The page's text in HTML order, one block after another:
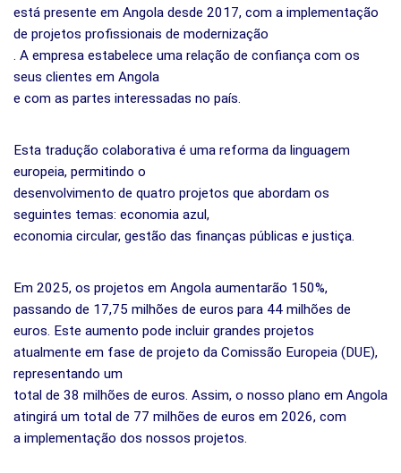
está presente em Angola desde 2017, com a implementação
de projetos profissionais de modernização
. A empresa estabelece uma relação de confiança com os
seus clientes em Angola
e com as partes interessadas no país.
Esta tradução colaborativa é uma reforma da linguagem
europeia, permitindo o
desenvolvimento de quatro projetos que abordam os
seguintes temas: economia azul,
economia circular, gestão das finanças públicas e justiça.
Em 2025, os projetos em Angola aumentarão 150%,
passando de 17,75 milhões de euros para 44 milhões de
euros. Este aumento pode incluir grandes projetos
atualmente em fase de projeto da Comissão Europeia (DUE),
representando um
total de 38 milhões de euros. Assim, o nosso plano em Angola
atingirá um total de 77 milhões de euros em 2026, com
a implementação dos nossos projetos.